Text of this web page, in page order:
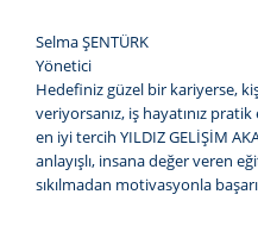
Selma ŞENTÜRK
Yönetici
Hedefiniz güzel bir kariyerse,
veriyorsanız, iş hayatınız
en iyi tercih YILDIZ GELİŞİM
anlayışlı, insana değer veren
sıkılmadan motivasyonla